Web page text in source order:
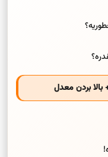
بردن معدل